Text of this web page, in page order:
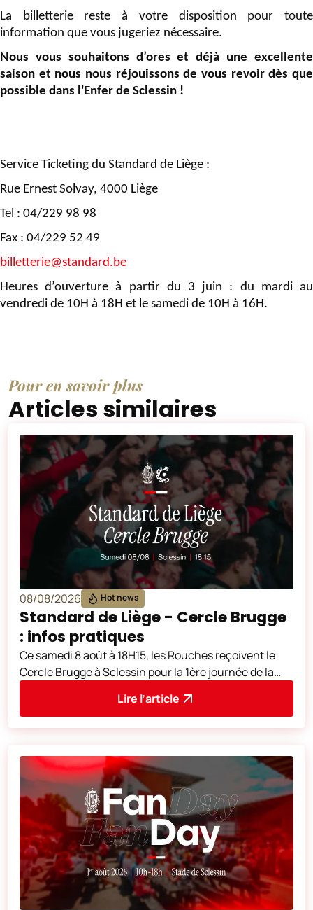
La billetterie reste à votre disposition pour toute
information que vous jugeriez nécessaire.
Nous vous souhaitons d’ores et déjà une excellente
saison et nous nous réjouissons de vous revoir dès que
possible dans l'Enfer de Sclessin !
Service Ticketing du Standard de Liège :
Rue Ernest Solvay, 4000 Liège
Tel : 04/229 98 98
Fax : 04/229 52 49
billetterie@standard.be
Heures d’ouverture à partir du 3 juin : du mardi au
vendredi de 10H à 18H et le samedi de 10H à 16H.
Pour en savoir plus
Articles similaires
08/08/2026 Hot news
Standard de Liège - Cercle Brugge
: infos pratiques
Ce samedi 8 août à 18H15, les Rouches reçoivent le
Cercle Brugge à Sclessin pour la 1ère journée de la
Lire l’article